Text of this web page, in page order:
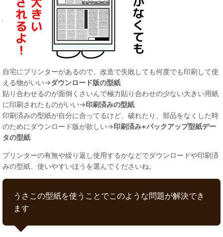
自宅にプリンターがあるので、改造で失敗しても何度でも印刷して使
える物がいい→ダウンロード版の型紙
貼り合わせるのが面倒くさいんで極力貼り合わせの少ない大きい用紙
に印刷されたものがいい→印刷済みの型紙
印刷済みの型紙が自分に合ってるけど、破れたり、部品をなくした時
のためにダウンロード版が欲しい→印刷済み+バックアップ型紙デー
タの型紙
プリンターの有無や繰り返し使用するかなどでダウンロードや印刷済
みの型紙、使いやすいほうを選んでくださいね。
うさこの型紙を使うことでこのような問題が解決でき
ます